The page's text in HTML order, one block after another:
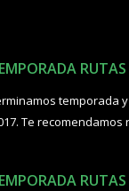
temporada
Te